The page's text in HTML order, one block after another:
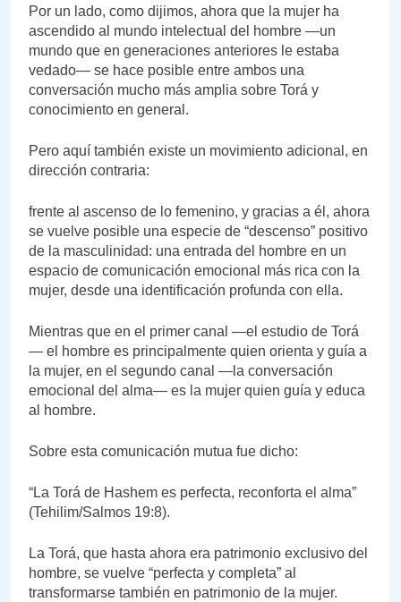
Por un lado, como dijimos, ahora que la mujer ha
ascendido al mundo intelectual del hombre —un
mundo que en generaciones anteriores le estaba
vedado— se hace posible entre ambos una
conversación mucho más amplia sobre Torá y
conocimiento en general.
Pero aquí también existe un movimiento adicional, en
dirección contraria:
frente al ascenso de lo femenino, y gracias a él, ahora
se vuelve posible una especie de “descenso” positivo
de la masculinidad: una entrada del hombre en un
espacio de comunicación emocional más rica con la
mujer, desde una identificación profunda con ella.
Mientras que en el primer canal —el estudio de Torá
— el hombre es principalmente quien orienta y guía a
la mujer, en el segundo canal —la conversación
emocional del alma— es la mujer quien guía y educa
al hombre.
Sobre esta comunicación mutua fue dicho:
“La Torá de Hashem es perfecta, reconforta el alma”
(Tehilim/Salmos 19:8).
La Torá, que hasta ahora era patrimonio exclusivo del
hombre, se vuelve “perfecta y completa” al
transformarse también en patrimonio de la mujer.